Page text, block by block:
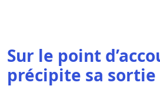
Sur le point
précipite sa sortie